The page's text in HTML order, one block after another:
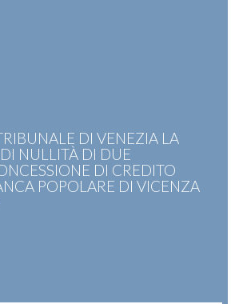
DI VENEZIA LA
NULLITÀ DI DUE
DI CREDITO
POPOLARE DI VICENZA